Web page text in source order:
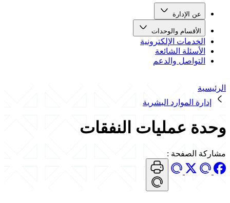
عن الإدارة
الأقسام والوحدات
الخدمات الإلكترونية
الأسئلة الشائعة
التواصل والدعم
الرئيسية
إدارة الموارد البشرية
وحدة عمليات النفقات
مشاركة الصفحة :